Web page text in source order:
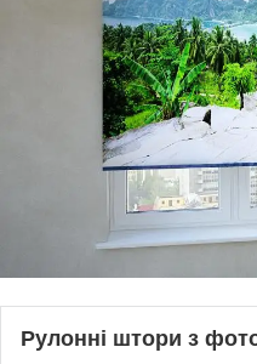
Рулонні штори з